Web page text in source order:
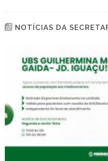
NOTÍCIAS DA